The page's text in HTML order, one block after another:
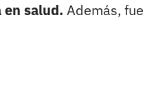
salud. Además, fue